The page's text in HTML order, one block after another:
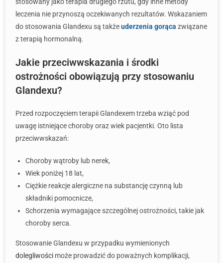
leczenia nie przynoszą oczekiwanych rezultatów. Wskazaniem
do stosowania Glandexu są takżeuderzenia gorąca związane
z terapią hormonalną.
Jakie przeciwwskazania i środki
ostrożności obowiązują przy stosowaniu
Glandexu?
Przed rozpoczęciem terapii Glandexem trzeba wziąć pod
uwagę istniejące choroby oraz wiek pacjentki. Oto lista
przeciwwskazań:
Choroby wątroby lub nerek,
Wiek poniżej 18 lat,
Ciężkie reakcje alergiczne na substancję czynną lub
składniki pomocnicze,
Schorzenia wymagające szczególnej ostrożności, takie jak
choroby serca.
Stosowanie Glandexu w przypadku wymienionych
dolegliwości może prowadzić do poważnych komplikacji,